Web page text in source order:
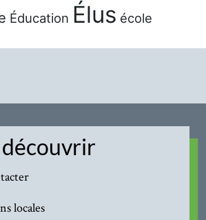
Éducation Élus école
locales